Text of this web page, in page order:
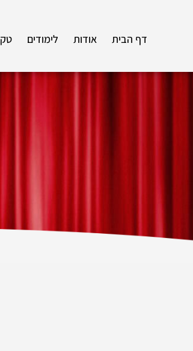
דף הבית אודות לימודים